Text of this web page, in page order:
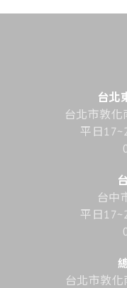
台北
台北市敦
平日
台中
平日
台北市敦